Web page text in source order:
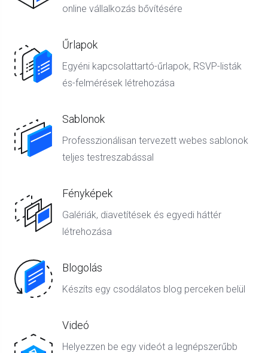
online vállalkozás bővítésére
Űrlapok
Egyéni kapcsolattartó-űrlapok, RSVP-listák
és-felmérések létrehozása
Sablonok
Professzionálisan tervezett webes sablonok
teljes testreszabással
Fényképek
Galériák, diavetítések és egyedi háttér
létrehozása
Blogolás
Készíts egy csodálatos blog perceken belül
Videó
Helyezzen be egy videót a legnépszerűbb